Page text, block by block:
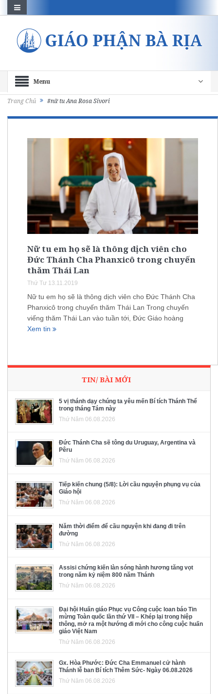
Menu
Trang Chủ #nữ tu Ana Rosa Sivori
Nữ tu em họ sẽ là thông dịch viên cho
Đức Thánh Cha Phanxicô trong chuyến
thăm Thái Lan
Thứ Tư 13.11.2019
Nữ tu em họ sẽ là thông dịch viên cho Đức Thánh Cha
Phanxicô trong chuyến thăm Thái Lan Trong chuyến
viếng thăm Thái Lan vào tuần tới, Đức Giáo hoàng
Xem tin
TIN/ BÀI MỚI
5 vị thánh dạy chúng ta yêu mến Bí tích Thánh Thể
trong tháng Tám này
Thứ Năm 06.08.2026
Đức Thánh Cha sẽ tông du Uruguay, Argentina và
Pêru
Thứ Năm 06.08.2026
Tiếp kiến chung (5/8): Lời cầu nguyện phụng vụ của
Giáo hội
Thứ Năm 06.08.2026
Năm thời điểm để cầu nguyện khi đang đi trên
đường
Thứ Năm 06.08.2026
Assisi chứng kiến làn sóng hành hương tăng vọt
trong năm kỷ niệm 800 năm Thánh
Thứ Năm 06.08.2026
Đại hội Huấn giáo Phục vụ Công cuộc loan báo Tin
mừng Toàn quốc lần thứ VII – Khép lại trong hiệp
thông, mở ra một hướng đi mới cho công cuộc huấn
giáo Việt Nam
Thứ Năm 06.08.2026
Gx. Hòa Phước: Đức Cha Emmanuel cử hành
Thánh lễ ban Bí tích Thêm Sức- Ngày 06.08.2026
Thứ Năm 06.08.2026